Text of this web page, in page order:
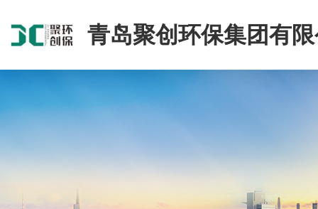
青岛聚创环保集团有